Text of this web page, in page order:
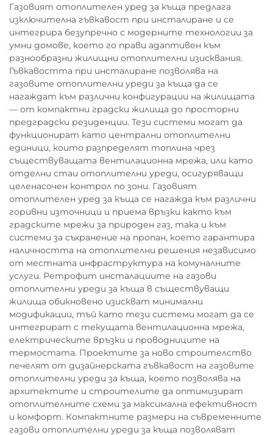
Газовият отоплителен уред за къща предлага
изключителна гъвкавост при инсталиране и се
интегрира безупречно с модерните технологии за
умни домове, което го прави адаптивен към
разнообразни жилищни отоплителни изисквания.
Гъвкавостта при инсталиране позволява на
газовите отоплителни уреди за къща да се
нагаждат към различни конфигурации на жилищата
— от компактни градски жилища до просторни
предградски резиденции. Тези системи могат да
функционират като централни отоплителни
единици, които разпределят топлина чрез
съществуващата вентилационна мрежа, или като
отделни стаи отоплителни уреди, осигуряващи
целенасочен контрол по зони. Газовият
отоплителен уред за къща се нагажда към различни
горивни източници и приема връзки както към
градските мрежи за природен газ, така и към
системи за съхранение на пропан, което гарантира
наличността на отоплителни решения независимо
от местната инфраструктура на комуналните
услуги. Ретрофит инсталациите на газови
отоплителни уреди за къща в съществуващи
жилища обикновено изискват минимални
модификации, тъй като тези системи могат да се
интегрират с текущата вентилационна мрежа,
електрическите връзки и проводниците на
термостата. Проектите за ново строителство
печелят от дизайнерската гъвкавост на газовите
отоплителни уреди за къща, което позволява на
архитектите и строителите да оптимизират
отоплителните схеми за максимална ефективност
и комфорт. Компактните размери на съвременните
газови отоплителни уреди за къща позволяват